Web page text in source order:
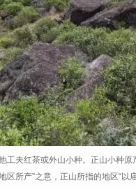
工夫红茶或外山小种。正山小种
区所产”之意，正山所指的地区“